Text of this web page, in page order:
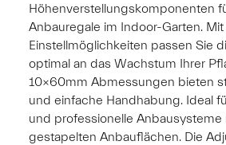
Höhenverstellungskomponenten
Anbauregale im Indoor-Garten.
Einstellmöglichkeiten passen Sie
optimal an das Wachstum Ihrer
10x60mm Abmessungen bieten
und einfache Handhabung. Ideal
und professionelle Anbausysteme
gestapelten Anbauflächen. Die